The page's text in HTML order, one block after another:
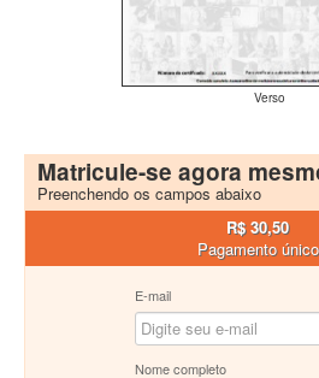
Verso
Matricule-se agora
Preenchendo os campos abaixo
R$ 30,50
Pagamento único
E-mail
Nome completo